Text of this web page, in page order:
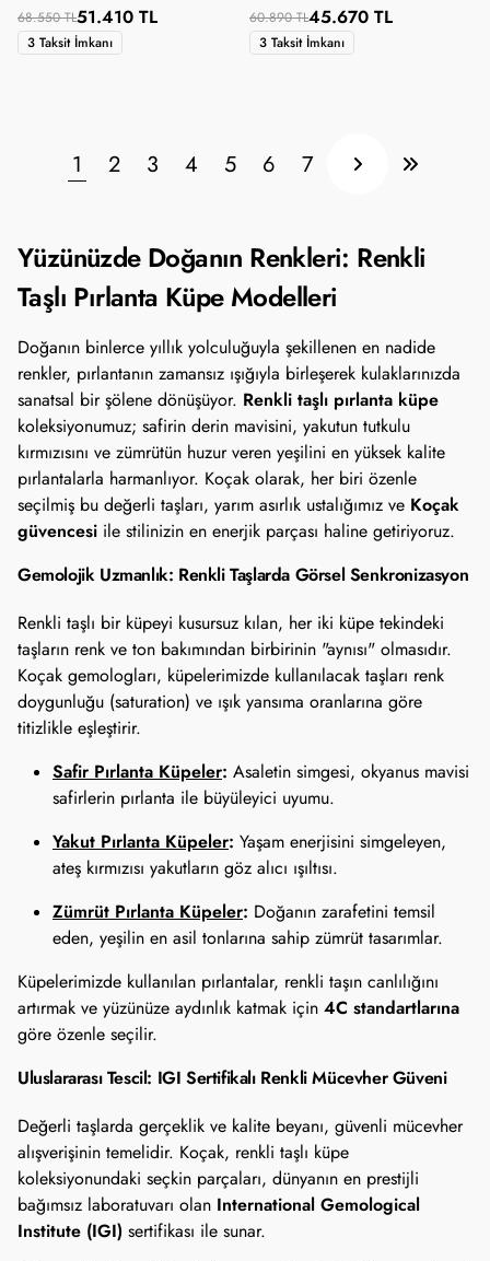
68.550 TL51.410 TL
3 Taksit İmkanı
60.890 TL45.670 TL
3 Taksit İmkanı
1 2 3 4 5 6 7
Yüzünüzde Doğanın Renkleri: Renkli
Taşlı Pırlanta Küpe Modelleri
Doğanın binlerce yıllık yolculuğuyla şekillenen en nadide
renkler, pırlantanın zamansız ışığıyla birleşerek kulaklarınızda
sanatsal bir şölene dönüşüyor. Renkli taşlı pırlanta küpe
koleksiyonumuz; safirin derin mavisini, yakutun tutkulu
kırmızısını ve zümrütün huzur veren yeşilini en yüksek kalite
pırlantalarla harmanlıyor. Koçak olarak, her biri özenle
seçilmiş bu değerli taşları, yarım asırlık ustalığımız ve Koçak
güvencesi ile stilinizin en enerjik parçası haline getiriyoruz.
Gemolojik Uzmanlık: Renkli Taşlarda Görsel Senkronizasyon
Renkli taşlı bir küpeyi kusursuz kılan, her iki küpe tekindeki
taşların renk ve ton bakımından birbirinin "aynısı" olmasıdır.
Koçak gemologları, küpelerimizde kullanılacak taşları renk
doygunluğu (saturation) ve ışık yansıma oranlarına göre
titizlikle eşleştirir.
Safir Pırlanta Küpeler: Asaletin simgesi, okyanus mavisi
safirlerin pırlanta ile büyüleyici uyumu.
Yakut Pırlanta Küpeler: Yaşam enerjisini simgeleyen,
ateş kırmızısı yakutların göz alıcı ışıltısı.
Zümrüt Pırlanta Küpeler: Doğanın zarafetini temsil
eden, yeşilin en asil tonlarına sahip zümrüt tasarımlar.
Küpelerimizde kullanılan pırlantalar, renkli taşın canlılığını
artırmak ve yüzünüze aydınlık katmak için 4C standartlarına
göre özenle seçilir.
Uluslararası Tescil: IGI Sertifikalı Renkli Mücevher Güveni
Değerli taşlarda gerçeklik ve kalite beyanı, güvenli mücevher
alışverişinin temelidir. Koçak, renkli taşlı küpe
koleksiyonundaki seçkin parçaları, dünyanın en prestijli
bağımsız laboratuvarı olan International Gemological
Institute (IGI) sertifikası ile sunar.